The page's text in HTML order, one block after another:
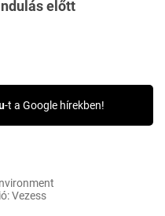
előtt
-t a Google hírekben!
Vezess